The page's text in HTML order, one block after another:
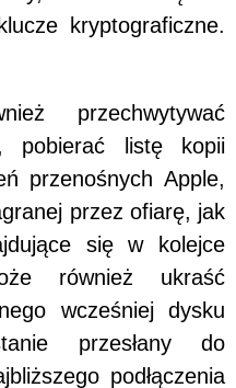
kryptograficzne.
przechwytywać
pobierać listę kopii
przenośnych Apple,
przez ofiarę, jak
się w kolejce
również ukraść
wcześniej dysku
przesłany do
podłączenia